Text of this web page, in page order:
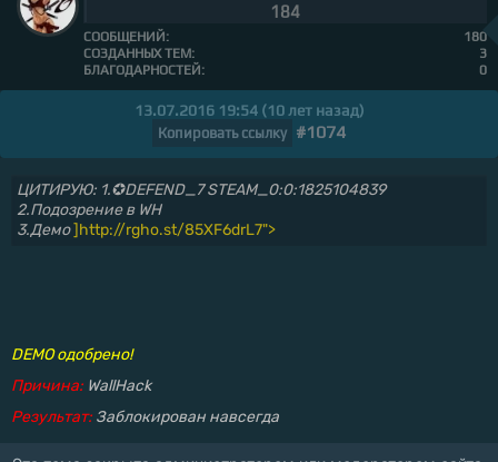
184
СООБЩЕНИЙ:
180
СОЗДАННЫХ ТЕМ:
3
БЛАГОДАРНОСТЕЙ:
0
13.07.2016 19:54 (10 лет назад)
Копировать ссылку #1074
ЦИТИРУЮ: 1.✪DEFEND_7 STEAM_0:0:1825104839
2.Подозрение в WH
3.Демо]http://rgho.st/85XF6drL7">
DEMO одобрено!
Причина: WallHack
Результат: Заблокирован навсегда